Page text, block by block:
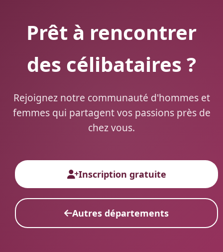
Prêt à rencontrer
des célibataires ?
Rejoignez notre communauté d'hommes et
femmes qui partagent vos passions près de
chez vous.
Inscription gratuite
Autres départements